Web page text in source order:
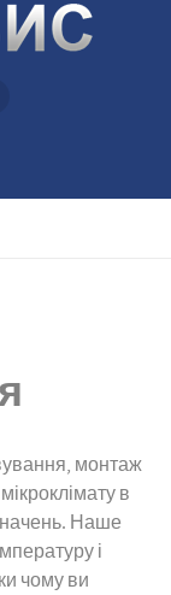
монтаж
в
Наше
і
чому ви